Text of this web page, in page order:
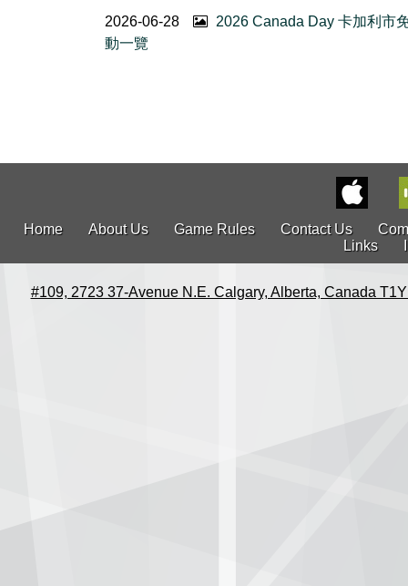
2026-06-28
2026 Canada Day 卡加利市
動一覽
Home About Us Game Rules Contact Us
Links
#109, 2723 37-Avenue N.E. Calgary, Alberta, Canada